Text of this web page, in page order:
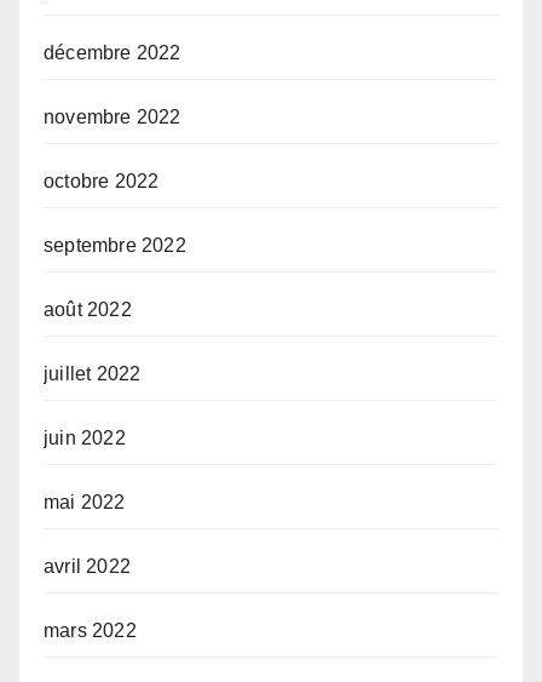
décembre 2022
novembre 2022
octobre 2022
septembre 2022
août 2022
juillet 2022
juin 2022
mai 2022
avril 2022
mars 2022